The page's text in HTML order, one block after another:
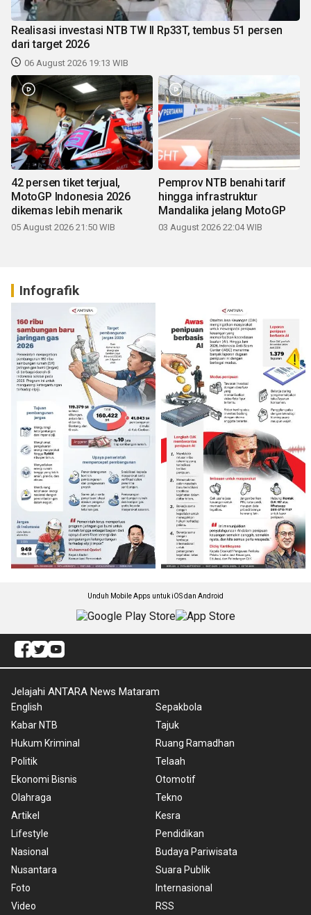
Realisasi investasi NTB TW II Rp33T, tembus 51 persen
dari target 2026
06 August 2026 19:13 WIB
42 persen tiket terjual,
MotoGP Indonesia 2026
dikemas lebih menarik
05 August 2026 21:50 WIB
Pemprov NTB benahi tarif
hingga infrastruktur
Mandalika jelang MotoGP
03 August 2026 22:04 WIB
Infografik
Unduh Mobile Apps untuk iOS dan Android
Jelajahi ANTARA News Mataram
English
Kabar NTB
Hukum Kriminal
Politik
Ekonomi Bisnis
Olahraga
Artikel
Lifestyle
Nasional
Nusantara
Foto
Video
Sepakbola
Tajuk
Ruang Ramadhan
Telaah
Otomotif
Tekno
Kesra
Pendidikan
Budaya Pariwisata
Suara Publik
Internasional
RSS